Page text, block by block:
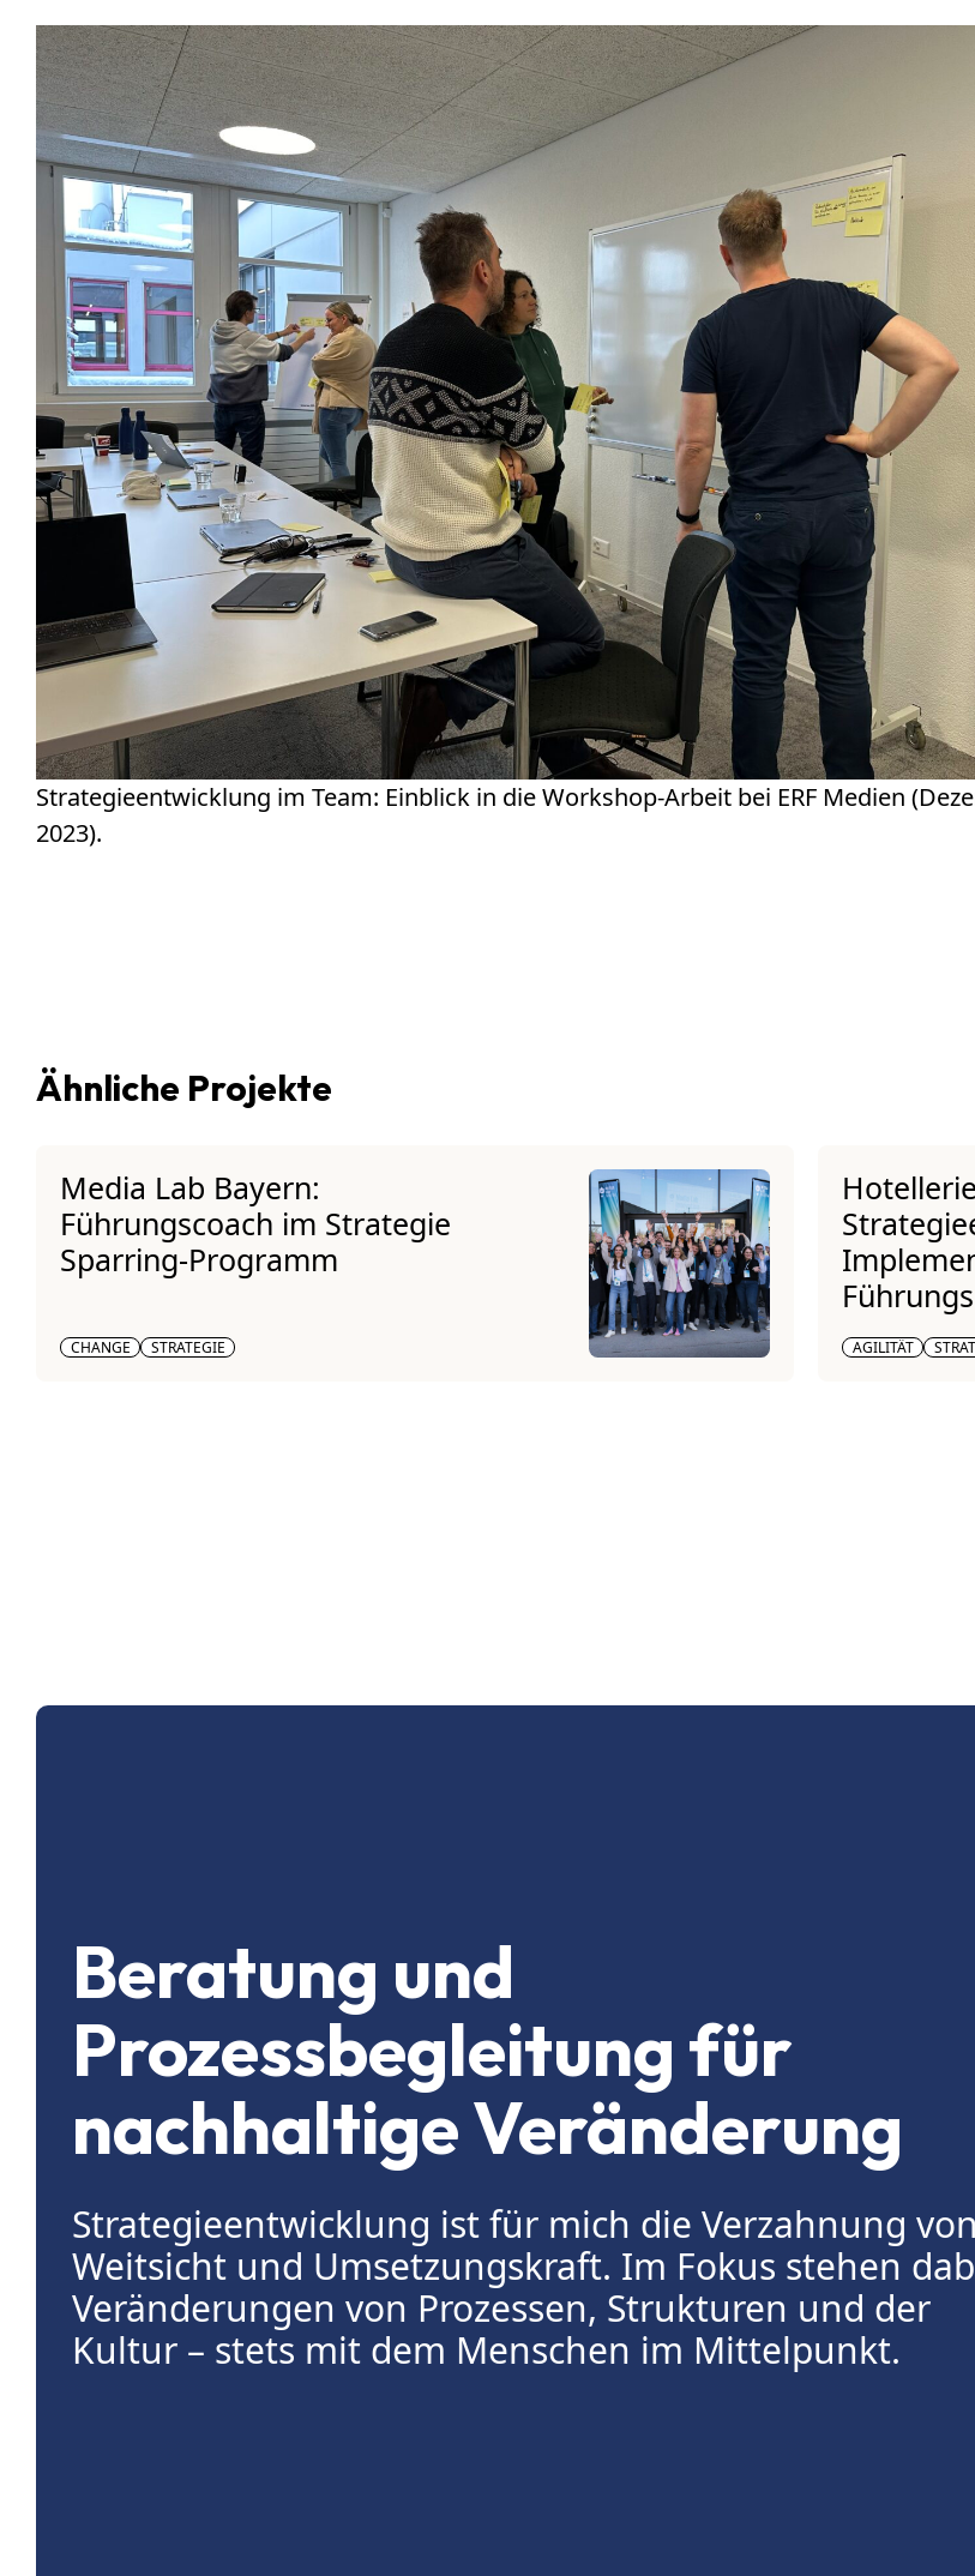
Strategieentwicklung im Team: Einblick in die Workshop-Arbeit bei ERF Medien
2023).
Ähnliche Projekte
Media Lab Bayern:
Führungscoach im Strategie
Sparring-Programm
CHANGE STRATEGIE AGILITÄT
Beratung und
Prozessbegleitung für
nachhaltige Veränderung
Strategieentwicklung ist für mich die Verzahnung von
Weitsicht und Umsetzungskraft. Im Fokus stehen
Veränderungen von Prozessen, Strukturen und der
Kultur – stets mit dem Menschen im Mittelpunkt.